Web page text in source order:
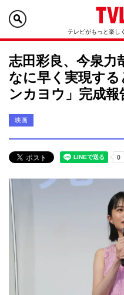
テレビがもっと楽し
志田彩良、今泉力
なに早く実現す
ンカヨウ」完成報
映画